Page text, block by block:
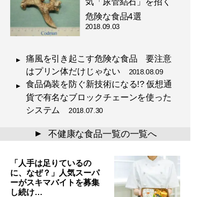
危険な食品4選
2018.09.03
痛風を引き起こす危険な食品 要注意
はプリン体だけじゃない 2018.08.09
食品偽装を防ぐ新技術になる!? 仮想通
貨で有名なブロックチェーンを使った
システム
2018.07.30
▲ 不健康な食品一覧の一覧へ
「人手は足りているの
に、なぜ？」人気スーパ
ーがスキマバイトを募集
し続け…